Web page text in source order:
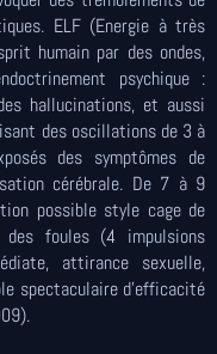
ELF (Energie à très
humain par des ondes,
psychique :
hallucinations, et aussi
des oscillations de 3 à
des symptômes de
cérébrale. De 7 à 9
possible style cage de
des foules (4 impulsions
attirance sexuelle,
spectaculaire d’efficacité